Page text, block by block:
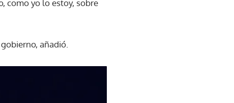
como yo lo estoy, sobre
añadió.